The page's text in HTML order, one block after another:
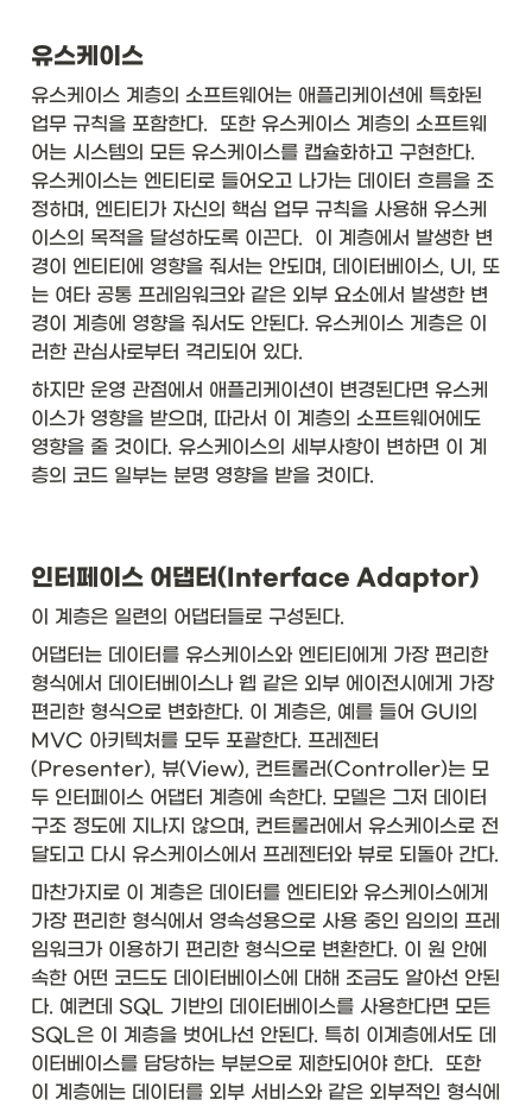
유스케이스
유스케이스 계층의 소프트웨어는 애플리케이션에 특화된
업무 규칙을 포함한다.  또한 유스케이스 계층의 소프트웨
어는 시스템의 모든 유스케이스를 캡슐화하고 구현한다.
유스케이스는 엔티티로 들어오고 나가는 데이터 흐름을 조
정하며, 엔티티가 자신의 핵심 업무 규칙을 사용해 유스케
이스의 목적을 달성하도록 이끈다.  이 계층에서 발생한 변
경이 엔티티에 영향을 줘서는 안되며, 데이터베이스, UI, 또
는 여타 공통 프레임워크와 같은 외부 요소에서 발생한 변
경이 계층에 영향을 줘서도 안된다. 유스케이스 게층은 이
러한 관심사로부터 격리되어 있다.
하지만 운영 관점에서 애플리케이션이 변경된다면 유스케
이스가 영향을 받으며, 따라서 이 계층의 소프트웨어에도
영향을 줄 것이다. 유스케이스의 세부사항이 변하면 이 계
층의 코드 일부는 분명 영향을 받을 것이다.
인터페이스 어댑터(Interface Adaptor)
이 계층은 일련의 어댑터들로 구성된다.
어댑터는 데이터를 유스케이스와 엔티티에게 가장 편리한
형식에서 데이터베이스나 웹 같은 외부 에이전시에게 가장
편리한 형식으로 변화한다. 이 계층은, 예를 들어 GUI의
MVC 아키텍처를 모두 포괄한다. 프레젠터
(Presenter), 뷰(View), 컨트롤러(Controller)는 모
두 인터페이스 어댑터 계층에 속한다. 모델은 그저 데이터
구조 정도에 지나지 않으며, 컨트롤러에서 유스케이스로 전
마찬가지로 이 계층은 데이터를 엔티티와 유스케이스에게
가장 편리한 형식에서 영속성용으로 사용 중인 임의의 프레
임워크가 이용하기 편리한 형식으로 변환한다. 이 원 안에
속한 어떤 코드도 데이터베이스에 대해 조금도 알아선 안된
다. 예컨데 SQL 기반의 데이터베이스를 사용한다면 모든
SQL은 이 계층을 벗어나선 안된다. 특히 이계층에서도 데
이터베이스를 담당하는 부분으로 제한되어야 한다.  또한
이 계층에는 데이터를 외부 서비스와 같은 외부적인 형식에